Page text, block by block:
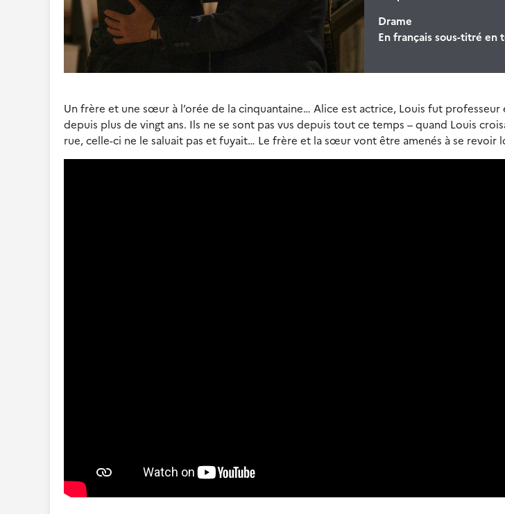
Drame
En français sous-titré en
Un frère et une sœur à l’orée de la cinquantaine… Alice est actrice, Louis fut
depuis plus de vingt ans. Ils ne se sont pas vus depuis tout ce temps – quand Louis
rue, celle-ci ne le saluait pas et fuyait… Le frère et la sœur vont être amenés à se revoir